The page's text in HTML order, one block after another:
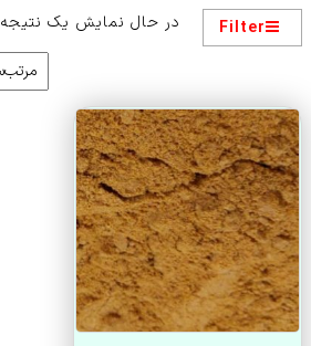
Filter در حال نمایش یک نتیجه